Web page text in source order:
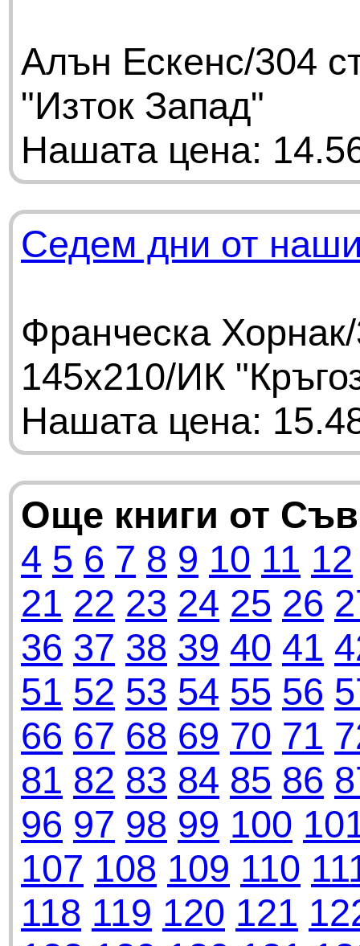
Алън Ескенс/304
"Изток Запад"
Нашата цена:
Седем дни от
Франческа
145х210/ИК
Нашата цена:
Още книги от
4 5 6 7 8 9 10 11 12
21 22 23 24 25 26
36 37 38 39 40 41
51 52 53 54 55 56
66 67 68 69 70 71
81 82 83 84 85 86
96 97 98 99 100
107 108 109 110
118 119 120 121